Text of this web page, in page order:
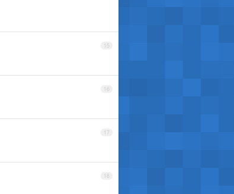
15
16
17
18